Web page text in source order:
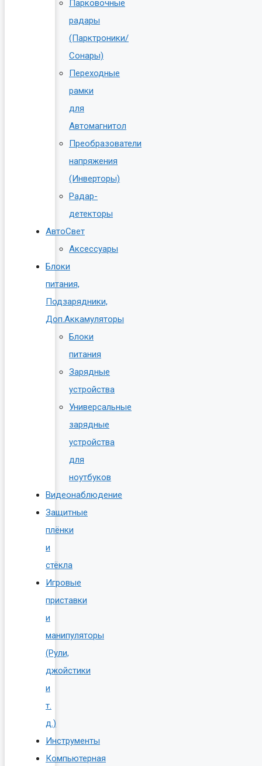
Парковочные
радары
(Парктроники/
Сонары)
Переходные
рамки
для
Автомагнитол
Преобразователи
напряжения
(Инверторы)
Радар-
детекторы
АвтоСвет
Аксессуары
Блоки
питания,
Подзарядники,
Доп.Аккамуляторы
Блоки
питания
Зарядные
устройства
Универсальные
зарядные
устройства
для
ноутбуков
Видеонаблюдение
Защитные
плёнки
и
стёкла
Игровые
приставки
и
манипуляторы
(Рули,
джойстики
и
т.
д.)
Инструменты
Компьютерная